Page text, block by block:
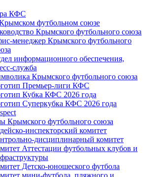
КФС
футбольном союзе
Крымского футбольного союза
менеджер Крымского футбольного
информационного обеспечения,
служба
Крымского футбольного союза
Премьер-лиги КФС
Кубка КФС 2026 года
Суперкубка КФС 2026 года
Крымского футбольного союза
инспекторский комитет
дисциплинарный комитет
Аттестации футбольных клубов и
Детско-юношеского футбола
мини-футбола, пляжного и